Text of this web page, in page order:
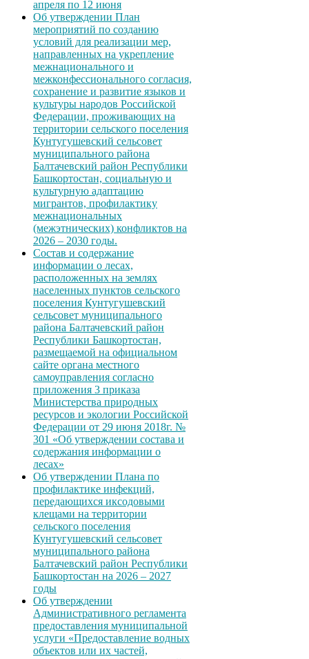
апреля по 12 июня
Об утверждении План
мероприятий по созданию
условий для реализации мер,
направленных на укрепление
межнационального и
межконфессионального согласия,
сохранение и развитие языков и
культуры народов Российской
Федерации, проживающих на
территории сельского поселения
Кунтугушевский сельсовет
муниципального района
Балтачевский район Республики
Башкортостан, социальную и
культурную адаптацию
мигрантов, профилактику
межнациональных
(межэтнических) конфликтов на
2026 – 2030 годы.
Состав и содержание
информации о лесах,
расположенных на землях
населенных пунктов сельского
поселения Кунтугушевский
сельсовет муниципального
района Балтачевский район
Республики Башкортостан,
размещаемой на официальном
сайте органа местного
самоуправления согласно
приложения 3 приказа
Министерства природных
ресурсов и экологии Российской
Федерации от 29 июня 2018г. №
301 «Об утверждении состава и
содержания информации о
лесах»
Об утверждении Плана по
профилактике инфекций,
передающихся иксодовыми
клещами на территории
сельского поселения
Кунтугушевский сельсовет
муниципального района
Балтачевский район Республики
Башкортостан на 2026 – 2027
годы
Об утверждении
Административного регламента
предоставления муниципальной
услуги «Предоставление водных
объектов или их частей,